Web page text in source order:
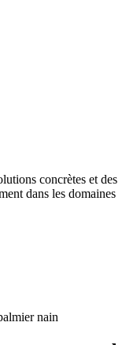
concrètes et des
dans les domaines
nain